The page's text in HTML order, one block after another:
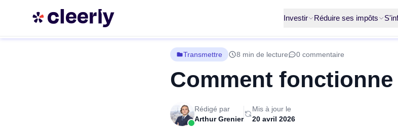
Investir Réduire ses impôts
Transmettre 8 min de lecture 0 commentaire
Comment
Rédigé par
Arthur Grenier
Mis à jour le
20 avril 2026